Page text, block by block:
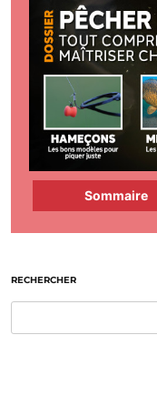
Sommaire
RECHERCHER